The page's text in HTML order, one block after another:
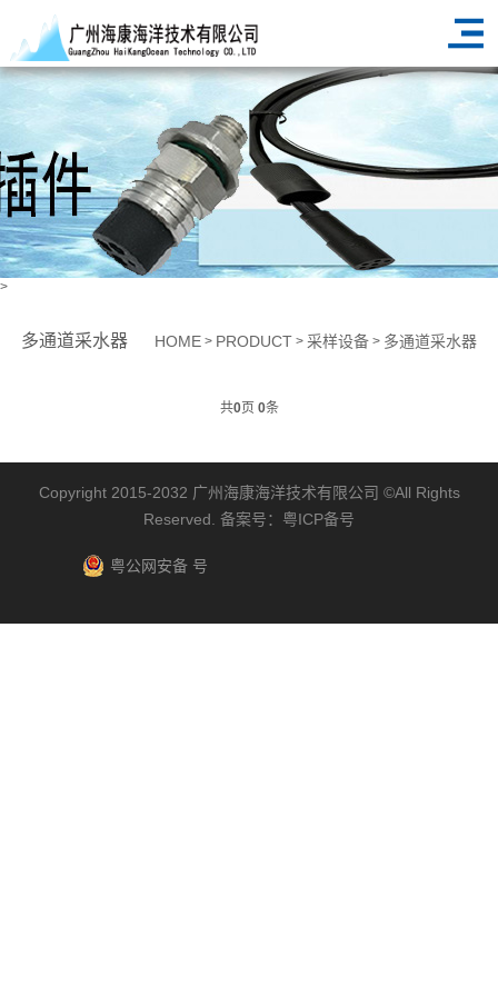
>
多通道采水器 HOME > PRODUCT >采样设备 > 多通道采水器
共0页 0条
Copyright 2015-2032 广州海康海洋技术有限公司 ©All Rights
Reserved. 备案号： 粤ICP备号
粤公网安备 号